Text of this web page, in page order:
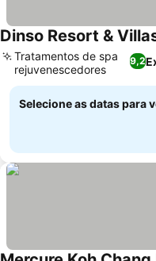
Dinso Resort &
9,2
Tratamentos de spa
rejuvenescedores
Selecione as datas para